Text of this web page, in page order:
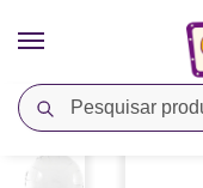
Início Cores Branco /